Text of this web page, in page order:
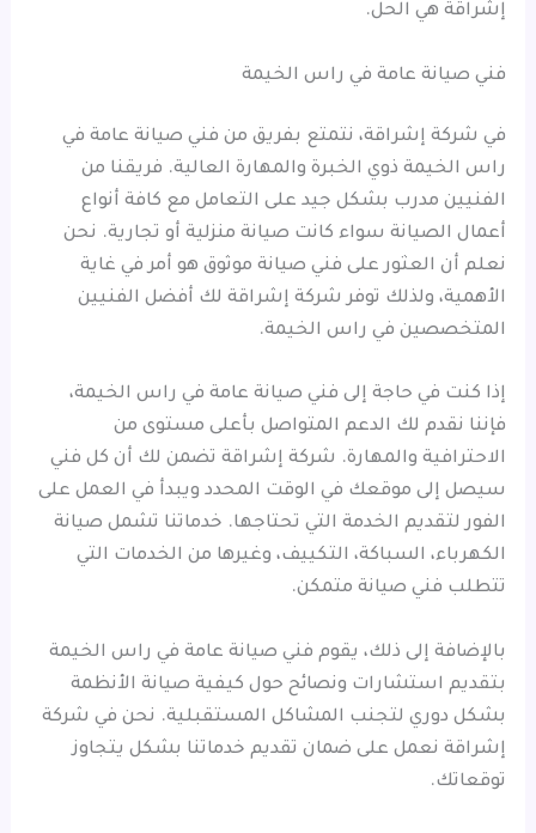
إشراقة هي الحل.
فني صيانة عامة في راس الخيمة
في شركة إشراقة، نتمتع بفريق من فني صيانة عامة في
راس الخيمة ذوي الخبرة والمهارة العالية. فريقنا من
الفنيين مدرب بشكل جيد على التعامل مع كافة أنواع
أعمال الصيانة سواء كانت صيانة منزلية أو تجارية. نحن
نعلم أن العثور على فني صيانة موثوق هو أمر في غاية
الأهمية، ولذلك توفر شركة إشراقة لك أفضل الفنيين
المتخصصين في راس الخيمة.
إذا كنت في حاجة إلى فني صيانة عامة في راس الخيمة،
فإننا نقدم لك الدعم المتواصل بأعلى مستوى من
الاحترافية والمهارة. شركة إشراقة تضمن لك أن كل فني
سيصل إلى موقعك في الوقت المحدد ويبدأ في العمل على
الفور لتقديم الخدمة التي تحتاجها. خدماتنا تشمل صيانة
الكهرباء، السباكة، التكييف، وغيرها من الخدمات التي
تتطلب فني صيانة متمكن.
بالإضافة إلى ذلك، يقوم فني صيانة عامة في راس الخيمة
بتقديم استشارات ونصائح حول كيفية صيانة الأنظمة
بشكل دوري لتجنب المشاكل المستقبلية. نحن في شركة
إشراقة نعمل على ضمان تقديم خدماتنا بشكل يتجاوز
توقعاتك.